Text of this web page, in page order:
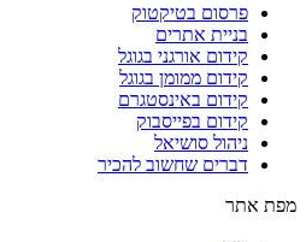
פרסום בטיקטוק
בניית אתרים
קידום אורגני בגוגל
קידום ממומן בגוגל
קידום באינסטגרם
קידום בפייסבוק
ניהול סושיאל
דברים שחשוב להכיר
מפת אתר